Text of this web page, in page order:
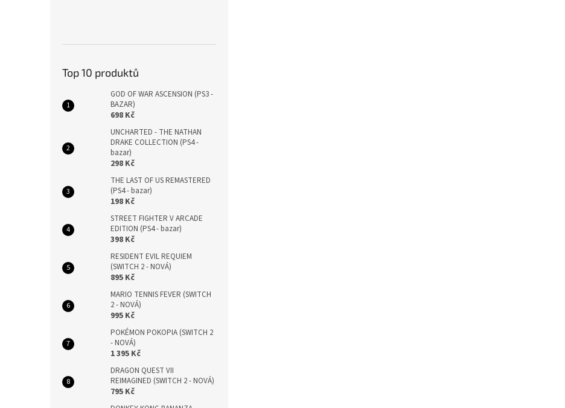
Top 10 produktů
GOD OF WAR ASCENSION (PS3 -
BAZAR)
698 Kč
UNCHARTED - THE NATHAN
DRAKE COLLECTION (PS4 -
bazar)
298 Kč
THE LAST OF US REMASTERED
(PS4 - bazar)
198 Kč
STREET FIGHTER V ARCADE
EDITION (PS4 - bazar)
398 Kč
RESIDENT EVIL REQUIEM
(SWITCH 2 - NOVÁ)
895 Kč
MARIO TENNIS FEVER (SWITCH
2 - NOVÁ)
995 Kč
POKÉMON POKOPIA (SWITCH 2
- NOVÁ)
1 395 Kč
DRAGON QUEST VII
REIMAGINED (SWITCH 2 - NOVÁ)
795 Kč